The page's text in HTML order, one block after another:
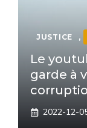
JUSTICE ,
Le
garde à
2022-12-